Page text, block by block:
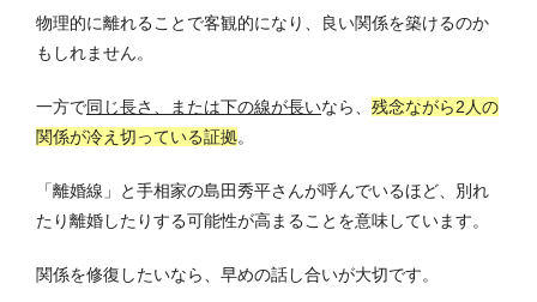
物理的に離れることで客観的になり、良い関係を築けるのか
もしれません。
一方で同じ長さ、または下の線が長いなら、 残念ながら2人の
関係が冷え切っている証拠。
「離婚線」と手相家の島田秀平さんが呼んでいるほど、別れ
たり離婚したりする可能性が高まることを意味しています。
関係を修復したいなら、早めの話し合いが大切です。